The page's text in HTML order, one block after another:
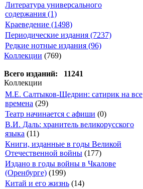
Литература универсального
содержания (1)
Краеведение (1498)
Периодические издания (7237)
Редкие нотные издания (96)
Коллекции (769)
Всего изданий: 11241
Коллекции
М.Е. Салтыков-Щедрин: сатирик на все
времена (29)
Театр начинается с афиши (0)
В.И. Даль: хранитель великорусского
языка (11)
Книги, изданные в годы Великой
Отечественной войны (177)
Издано в годы войны в Чкалове
(Оренбурге) (199)
Китай и его жизнь (14)